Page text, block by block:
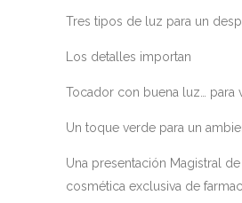
Tres tipos de luz para un
Los detalles importan
Tocador con buena luz… para
Un toque verde para un
Una presentación Magistral
cosmética exclusiva de